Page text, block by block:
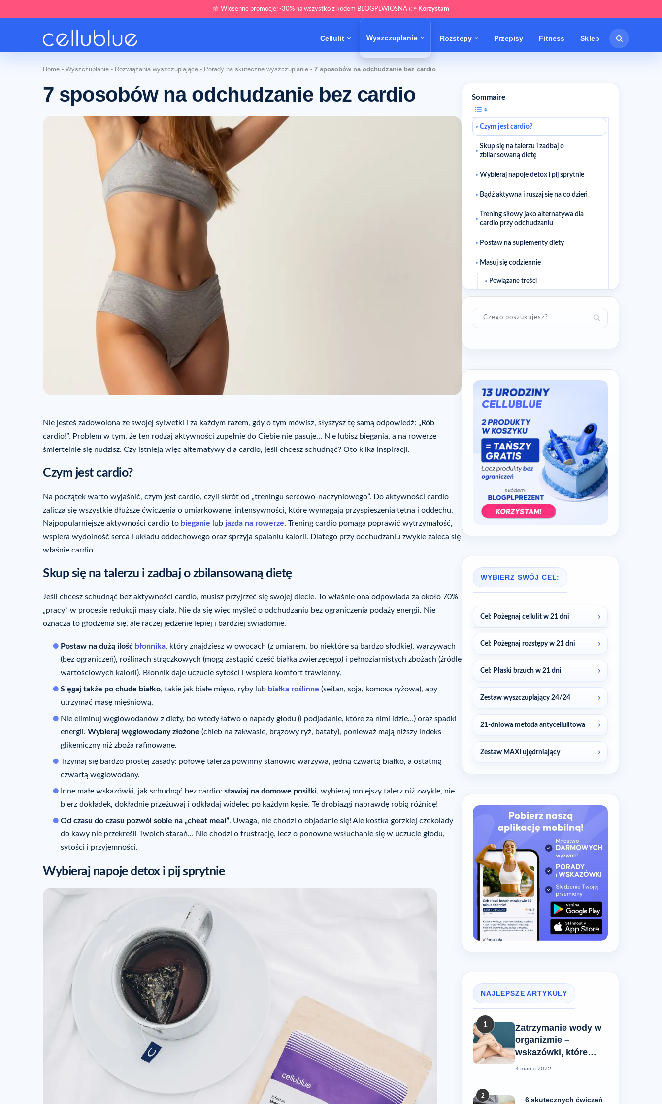
🌼 Wiosenne promocje: -30% na wszystko z kodem BLOGPLWIOSNA 👉 Korzystam
Cellulit Wyszczuplanie Rozstepy Przepisy Fitness Sklep
Home - Wyszczuplanie - Rozwiązania wyszczuplające - Porady na skuteczne wyszczuplanie - 7 sposobów na odchudzanie bez cardio
7 sposobów na odchudzanie bez cardio
Nie jesteś zadowolona ze swojej sylwetki i za każdym razem, gdy o tym mówisz, słyszysz tę samą odpowiedź: „Rób
cardio!”. Problem w tym, że ten rodzaj aktywności zupełnie do Ciebie nie pasuje… Nie lubisz biegania, a na rowerze
śmiertelnie się nudzisz. Czy istnieją więc alternatywy dla cardio, jeśli chcesz schudnąć? Oto kilka inspiracji.
Czym jest cardio?
Na początek warto wyjaśnić, czym jest cardio, czyli skrót od „treningu sercowo-naczyniowego”. Do aktywności cardio
zalicza się wszystkie dłuższe ćwiczenia o umiarkowanej intensywności, które wymagają przyspieszenia tętna i oddechu.
Najpopularniejsze aktywności cardio to bieganie lub jazda na rowerze. Trening cardio pomaga poprawić wytrzymałość,
wspiera wydolność serca i układu oddechowego oraz sprzyja spalaniu kalorii. Dlatego przy odchudzaniu zwykle zaleca się
właśnie cardio.
Skup się na talerzu i zadbaj o zbilansowaną dietę
Jeśli chcesz schudnąć bez aktywności cardio, musisz przyjrzeć się swojej diecie. To właśnie ona odpowiada za około 70%
„pracy” w procesie redukcji masy ciała. Nie da się więc myśleć o odchudzaniu bez ograniczenia podaży energii. Nie
oznacza to głodzenia się, ale raczej jedzenie lepiej i bardziej świadomie.
Postaw na dużą ilość błonnika, który znajdziesz w owocach (z umiarem, bo niektóre są bardzo słodkie), warzywach
(bez ograniczeń), roślinach strączkowych (mogą zastąpić część białka zwierzęcego) i pełnoziarnistych zbożach (źródle
wartościowych kalorii). Błonnik daje uczucie sytości i wspiera komfort trawienny.
Sięgaj także po chude białko, takie jak białe mięso, ryby lub białka roślinne (seitan, soja, komosa ryżowa), aby
utrzymać masę mięśniową.
Nie eliminuj węglowodanów z diety, bo wtedy łatwo o napady głodu (i podjadanie, które za nimi idzie…) oraz spadki
energii. Wybieraj węglowodany złożone (chleb na zakwasie, brązowy ryż, bataty), ponieważ mają niższy indeks
glikemiczny niż zboża rafinowane.
Trzymaj się bardzo prostej zasady: połowę talerza powinny stanowić warzywa, jedną czwartą białko, a ostatnią
czwartą węglowodany.
Inne małe wskazówki, jak schudnąć bez cardio: stawiaj na domowe posiłki, wybieraj mniejszy talerz niż zwykle, nie
bierz dokładek, dokładnie przeżuwaj i odkładaj widelec po każdym kęsie. Te drobiazgi naprawdę robią różnicę!
Od czasu do czasu pozwól sobie na „cheat meal”. Uwaga, nie chodzi o objadanie się! Ale kostka gorzkiej czekolady
do kawy nie przekreśli Twoich starań… Nie chodzi o frustrację, lecz o ponowne wsłuchanie się w uczucie głodu,
sytości i przyjemności.
Wybieraj napoje detox i pij sprytnie
Sommaire
Czym jest cardio?
Skup się na talerzu i zadbaj o
zbilansowaną dietę
Wybieraj napoje detox i pij sprytnie
Bądź aktywna i ruszaj się na co dzień
Trening siłowy jako alternatywa dla
cardio przy odchudzaniu
Postaw na suplementy diety
Masuj się codziennie
Powiązane treści
Powiązane artykuły
WYBIERZ SWÓJ CEL:
Cel: Pożegnaj cellulit w 21 dni
Cel: Pożegnaj rozstępy w 21 dni
Cel: Płaski brzuch w 21 dni
Zestaw wyszczuplający 24/24
21-dniowa metoda antycellulitowa
Zestaw MAXI ujędrniający
NAJLEPSZE ARTYKUŁY
1
Zatrzymanie wody w
organizmie –
wskazówki, które
pomogą Ci rozwiązać
4 marca 2022
2
6 skutecznych ćwiczeń